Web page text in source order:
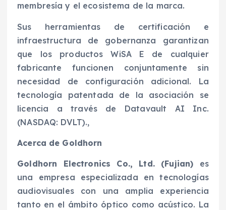
membresía y el ecosistema de la marca.
Sus herramientas de certificación e
infraestructura de gobernanza garantizan
que los productos WiSA E de cualquier
fabricante funcionen conjuntamente sin
necesidad de configuración adicional. La
tecnología patentada de la asociación se
licencia a través de Datavault AI Inc.
(NASDAQ: DVLT).,
Acerca de Goldhorn
Goldhorn Electronics Co., Ltd. (Fujian) es
una empresa especializada en tecnologías
audiovisuales con una amplia experiencia
tanto en el ámbito óptico como acústico. La